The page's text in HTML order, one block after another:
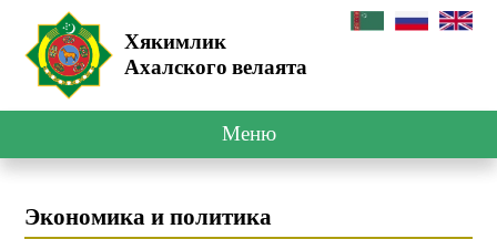
Хякимлик
Ахалского велаята
Меню
Экономика и политика